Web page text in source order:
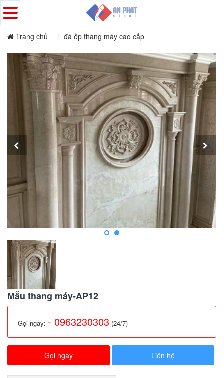
Trang chủ đá ốp thang máy cao cấp
Mẫu thang máy-AP12
Gọi ngay: - 0963230303 (24/7)
Gọi ngay Liên hệ